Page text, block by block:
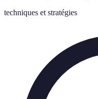
techniques et stratégies